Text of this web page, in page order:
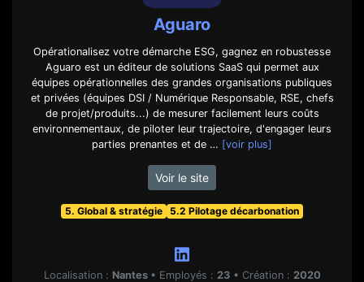
Aguaro
Opérationalisez votre démarche ESG, gagnez en robustesse
Aguaro est un éditeur de solutions SaaS qui permet aux
équipes opérationnelles des grandes organisations publiques
et privées (équipes DSI / Numérique Responsable, RSE, chefs
de projet/produits...) de mesurer facilement leurs coûts
environnementaux, de piloter leur trajectoire, d'engager leurs
parties prenantes et de … [voir plus]
Voir le site
5. Global & stratégie 5.2 Pilotage décarbonation
Localisation : Nantes • Employés : 23 • Création : 2020